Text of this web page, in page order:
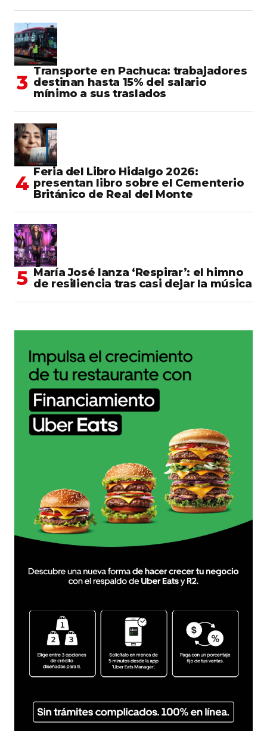
Transporte en Pachuca: trabajadores
destinan hasta 15% del salario
mínimo a sus traslados
Feria del Libro Hidalgo 2026:
presentan libro sobre el Cementerio
Británico de Real del Monte
María José lanza ‘Respirar’: el himno
de resiliencia tras casi dejar la música